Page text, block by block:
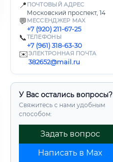
📍 ПОЧТОВЫЙ АДРЕС
Московский проспект, 14
💬 МЕССЕНДЖЕР MAX
+7 (920) 211-67-25
📞ТЕЛЕФОНЫ
+7 (961) 318-63-30
✉️ЭЛЕКТРОННАЯ ПОЧТА
382652@mail.ru
У Вас остались вопросы?
Свяжитесь с нами удобным
способом:
Задать вопрос
Написать в Max